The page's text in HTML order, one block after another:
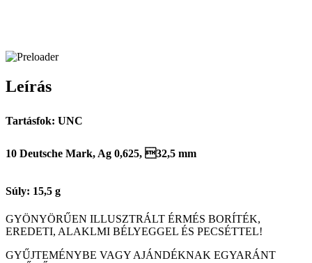
Leírás
Tartásfok: UNC
10 Deutsche Mark, Ag 0,625, 32,5 mm
Súly: 15,5 g
GYÖNYÖRŰEN ILLUSZTRÁLT ÉRMÉS BORÍTÉK,
EREDETI, ALAKLMI BÉLYEGGEL ÉS PECSÉTTEL!
GYŰJTEMÉNYBE VAGY AJÁNDÉKNAK EGYARÁNT